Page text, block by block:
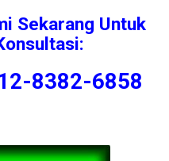
Sekarang Untuk
8382-6858